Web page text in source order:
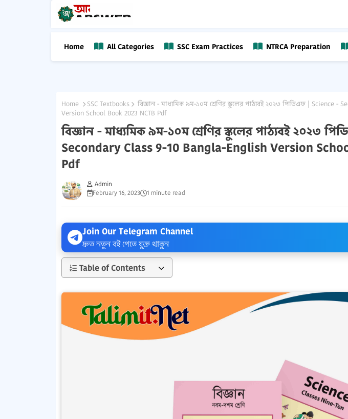
Home All Categories SSC Exam Practices NTRCA Preparation
Home SSC Textbooks
বিজ্ঞান - মাধ্যমিক ৯ম-১০ম শ্রেণির স্কুলের পাঠ্যবই ২০২৩ পিডিএফ | Science -
Version School Book 2023 NCTB Pdf
বিজ্ঞান - মাধ্যমিক ৯ম-১০ম শ্রেণির স্কুলের পাঠ্যবই ২০২৩
Secondary Class 9-10 Bangla-English Version
Pdf
Admin
February 16, 2023
1 minute read
Join Our Telegram Channel
দ্রুত নতুন বই পেতে যুক্ত থাকুন
Table of Contents